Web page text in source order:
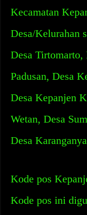
Kecamatan
Desa/Kelurahan
Desa Tirtomarto,
Padusan, Desa
Desa Kepanjen
Wetan, Desa
Desa
Kode pos
Kode pos ini